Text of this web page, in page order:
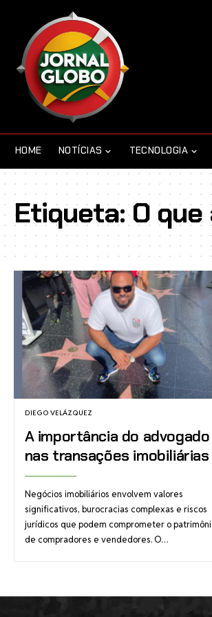
HOME NOTÍCIAS TECNOLOGIA
Etiqueta:O
DIEGO VELÁZQUEZ
A importância do advogado
nas transações imobiliárias
Negócios imobiliários envolvem valores
significativos, burocracias complexas e riscos
jurídicos que podem comprometer o
de compradores e vendedores. O…